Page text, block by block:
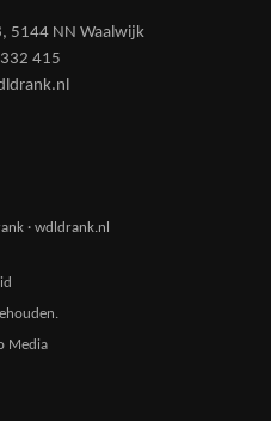
5144 NN Waalwijk
415
· wdldrank.nl
Media